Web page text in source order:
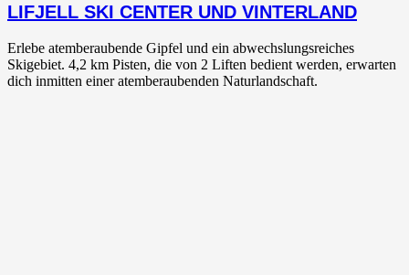
LIFJELL SKI CENTER UND VINTERLAND
Erlebe atemberaubende Gipfel und ein abwechslungsreiches
Skigebiet. 4,2 km Pisten, die von 2 Liften bedient werden, erwarten
dich inmitten einer atemberaubenden Naturlandschaft.